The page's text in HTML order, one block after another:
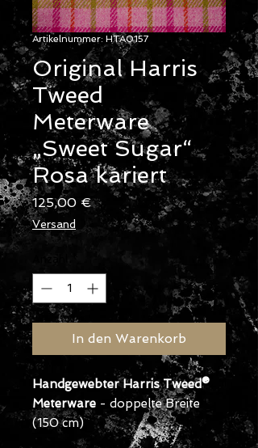
Artikelnummer: HTA0157
Original Harris
Tweed
Meterware
„Sweet Sugar“
Rosa kariert
125,00 €Preis
Versand
In den Warenkorb
Handgewebter Harris Tweed®
Meterware - doppelte Breite
(150 cm)